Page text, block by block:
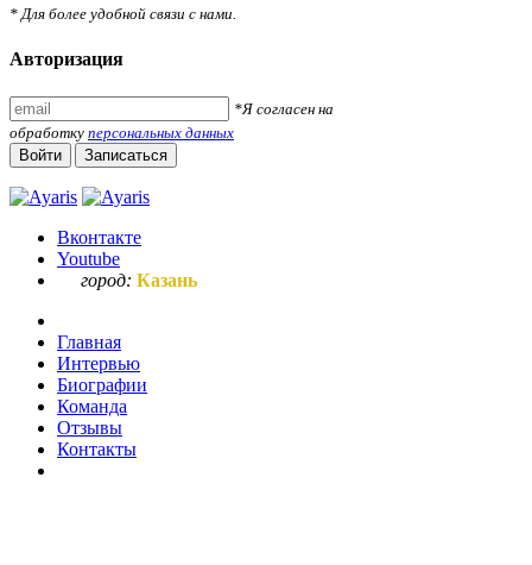
* Для более удобной связи с нами.
Авторизация
*Я согласен на
обработку персональных данных
Войти
Записаться
Вконтакте
Youtube
город: Казань
Главная
Интервью
Биографии
Команда
Отзывы
Контакты